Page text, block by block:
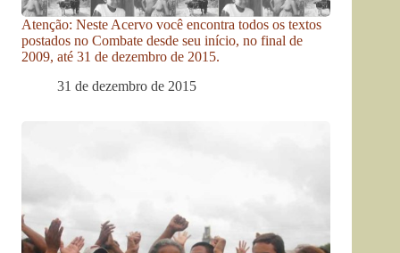
Atenção: Neste Acervo você encontra todos os textos
postados no Combate desde seu início, no final de
2009, até 31 de dezembro de 2015.
31 de dezembro de 2015